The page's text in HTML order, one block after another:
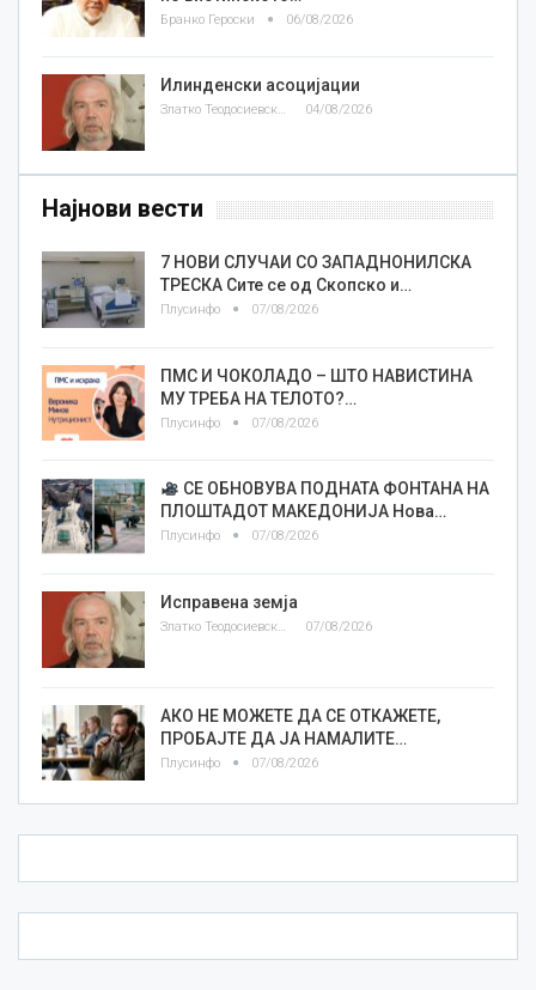
Бранко Героски 06/08/2026
Илинденски асоцијации
Златко Теодосиевски 04/08/2026
Најнови вести
7 НОВИ СЛУЧАИ СО ЗАПАДНОНИЛСКА
ТРЕСКА Сите се од Скопско и…
Плусинфо 07/08/2026
ПМС И ЧОКОЛАДО – ШТО НАВИСТИНА
МУ ТРЕБА НА ТЕЛОТО?…
Плусинфо 07/08/2026
СЕ ОБНОВУВА ПОДНАТА ФОНТАНА НА
ПЛОШТАДОТ МАКЕДОНИЈА Нова…
Плусинфо 07/08/2026
Исправена земја
Златко Теодосиевски 07/08/2026
АКО НЕ МОЖЕТЕ ДА СЕ ОТКАЖЕТЕ,
ПРОБАЈТЕ ДА ЈА НАМАЛИТЕ…
Плусинфо 07/08/2026